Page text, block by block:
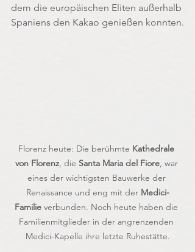
dem die europäischen Eliten außerhalb
Spaniens den Kakao genießen konnten.
Florenz heute: Die berühmte Kathedrale
von Florenz, die Santa Maria del Fiore, war
eines der wichtigsten Bauwerke der
Renaissance und eng mit der Medici-
Familie verbunden. Noch heute haben die
Familienmitglieder in der angrenzenden
Medici-Kapelle ihre letzte Ruhestätte.